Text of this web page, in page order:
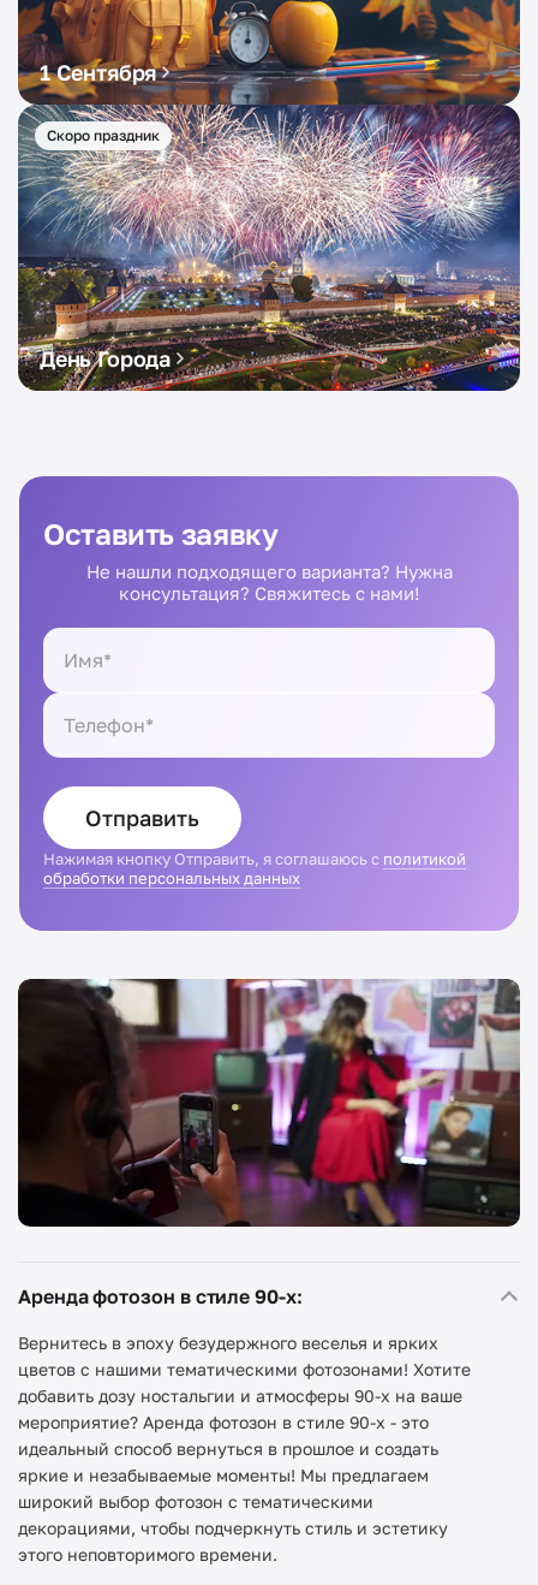
1 Сентября
Скоро праздник
День Города
Оставить заявку
Не нашли подходящего варианта? Нужна
консультация? Свяжитесь с нами!
Отправить
Нажимая кнопку Отправить, я соглашаюсь с политикой
обработки персональных данных
Аренда фотозон в стиле 90-х:
Вернитесь в эпоху безудержного веселья и ярких
цветов с нашими тематическими фотозонами! Хотите
добавить дозу ностальгии и атмосферы 90-х на ваше
мероприятие? Аренда фотозон в стиле 90-х - это
идеальный способ вернуться в прошлое и создать
яркие и незабываемые моменты! Мы предлагаем
широкий выбор фотозон с тематическими
декорациями, чтобы подчеркнуть стиль и эстетику
этого неповторимого времени.